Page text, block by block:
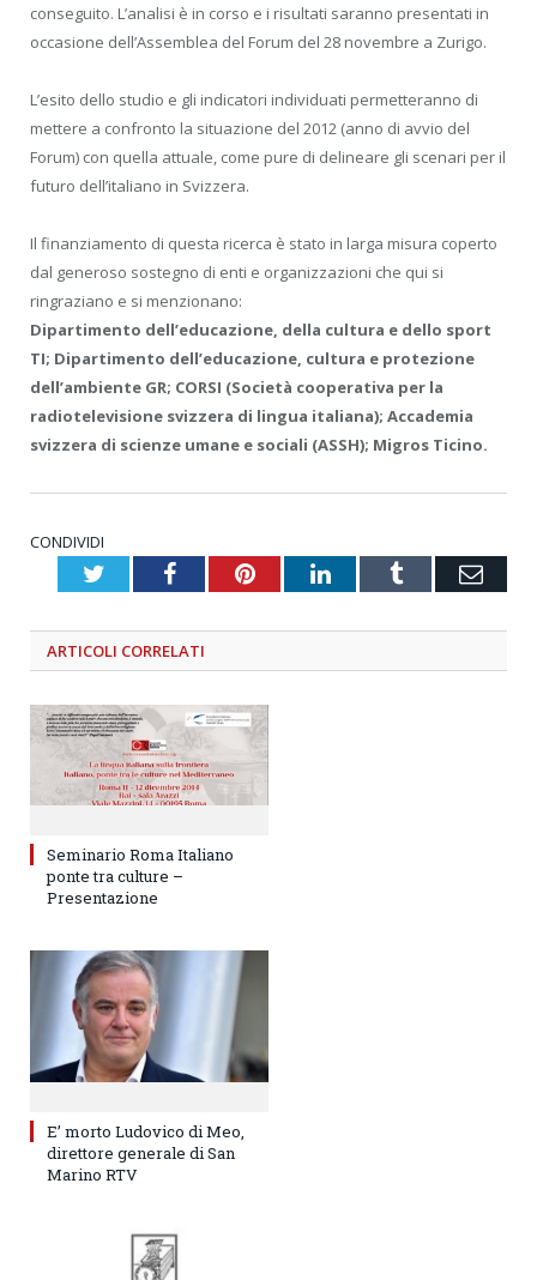
conseguito. L’analisi è in corso e i risultati saranno presentati in
occasione dell’Assemblea del Forum del 28 novembre a Zurigo.
L’esito dello studio e gli indicatori individuati permetteranno di
mettere a confronto la situazione del 2012 (anno di avvio del
Forum) con quella attuale, come pure di delineare gli scenari per il
futuro dell’italiano in Svizzera.
Il finanziamento di questa ricerca è stato in larga misura coperto
dal generoso sostegno di enti e organizzazioni che qui si
ringraziano e si menzionano:
Dipartimento dell’educazione, della cultura e dello sport
TI; Dipartimento dell’educazione, cultura e protezione
dell’ambiente GR; CORSI (Società cooperativa per la
radiotelevisione svizzera di lingua italiana); Accademia
svizzera di scienze umane e sociali (ASSH); Migros Ticino.
CONDIVIDI
TwitterFacebookPinterestLinkedInTumblr
ARTICOLI CORRELATI
Seminario Roma Italiano
ponte tra culture –
Presentazione
E’ morto Ludovico di Meo,
direttore generale di San
Marino RTV